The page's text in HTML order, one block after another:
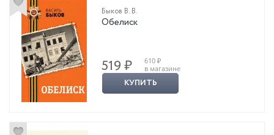
Быков В. В.
Обелиск
519 ₽
610 ₽
в магазине
КУПИТЬ